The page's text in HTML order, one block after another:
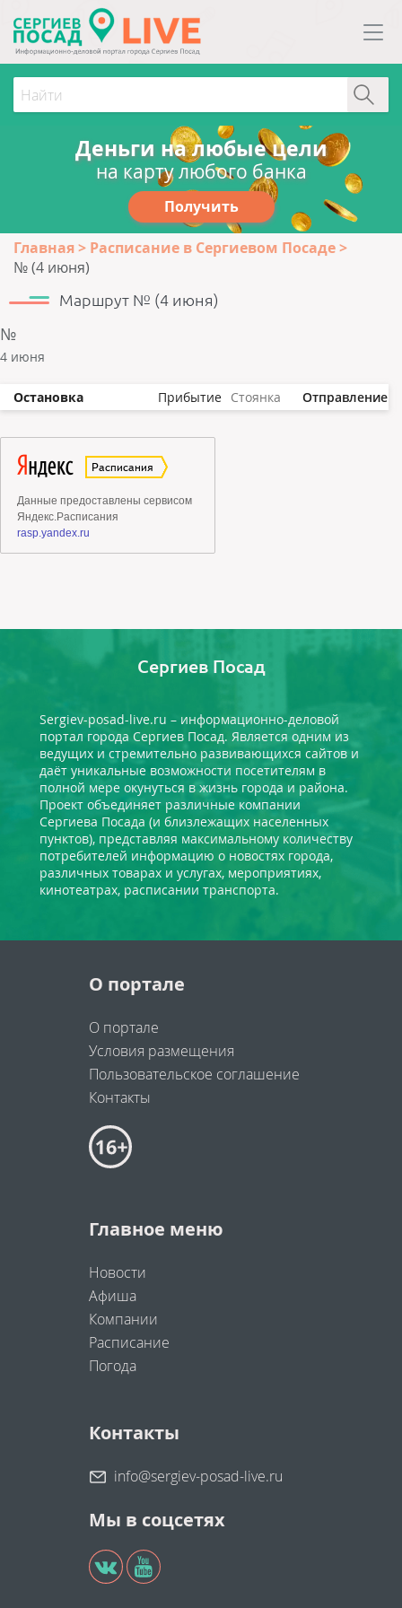
Деньги на любые цели
на карту любого банка
Получить
Главная
Расписание в Сергиевом Посаде
№ (4 июня)
Маршрут № (4 июня)
№
4 июня
Остановка Прибытие Стоянка Отправление
Сергиев Посад
Sergiev-posad-live.ru – информационно-деловой
портал города Сергиев Посад. Является одним из
ведущих и стремительно развивающихся сайтов и
даёт уникальные возможности посетителям в
полной мере окунуться в жизнь города и района.
Проект объединяет различные компании
Сергиева Посада (и близлежащих населенных
пунктов), представляя максимальному количеству
потребителей информацию о новостях города,
различных товарах и услугах, мероприятиях,
кинотеатрах, расписании транспорта.
О портале
О портале
Условия размещения
Пользовательское соглашение
Контакты
Главное меню
Новости
Афиша
Компании
Расписание
Погода
Контакты
info@sergiev-posad-live.ru
Мы в соцсетях